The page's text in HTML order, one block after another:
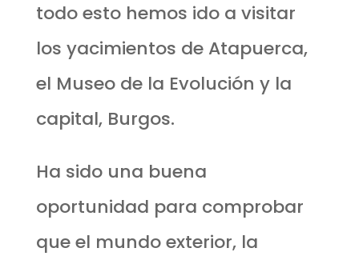
todo esto hemos ido a visitar
los yacimientos de Atapuerca,
el Museo de la Evolución y la
capital, Burgos.
Ha sido una buena
oportunidad para comprobar
que el mundo exterior, la